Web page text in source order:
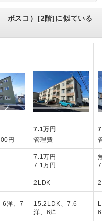
ボスコ）[2階]に似ている
円
7.1万円
管理費 －
7.1万円
7.1万円
2LDK
6洋、7
15.2LDK、7.6
洋、6洋